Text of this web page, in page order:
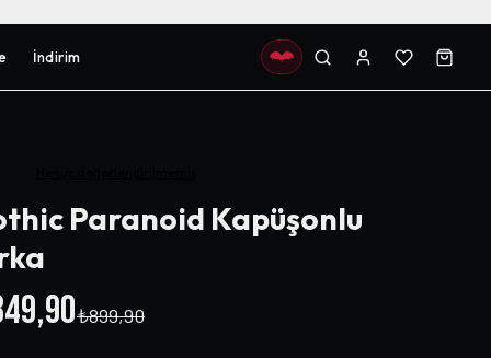
İndirim
Paranoid Kapüşonlu
₺899,90